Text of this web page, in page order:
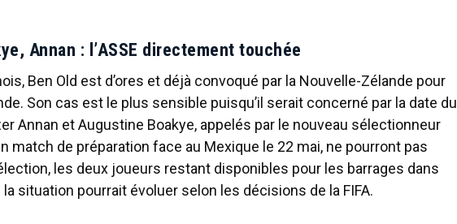
Annan : l’ASSE directement touchée
Ben Old est d’ores et déjà convoqué par la Nouvelle-Zélande pour
Son cas est le plus sensible puisqu’il serait concerné par la date du
Annan et Augustine Boakye, appelés par le nouveau sélectionneur
match de préparation face au Mexique le 22 mai, ne pourront pas
les deux joueurs restant disponibles pour les barrages dans
la situation pourrait évoluer selon les décisions de la FIFA.